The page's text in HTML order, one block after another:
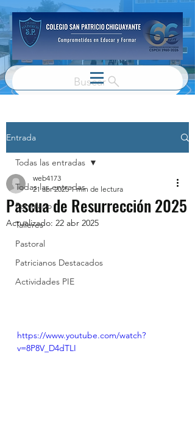
Buscar
Entrada
Todas las entradas
Parvulario
Talleres
Pastoral
Patricianos Destacados
Actividades PIE
Todas las entradas
Pascua de Resurrección 2025
web4173
21 abr 2025 1 min de lectura
Actualizado: 22 abr 2025
https://www.youtube.com/watch?
v=8P8V_D4dTLI